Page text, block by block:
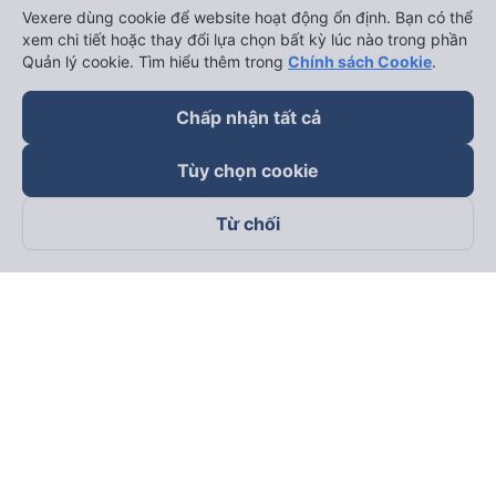
Theo dõi chúng tôi trên
Vexere dùng cookie để website hoạt động ổn định. Bạn có thể
xem chi tiết hoặc thay đổi lựa chọn bất kỳ lúc nào trong phần
Quản lý cookie. Tìm hiểu thêm trong Chính sách Cookie.
Chấp nhận tất cả
Tùy chọn cookie
Từ chối